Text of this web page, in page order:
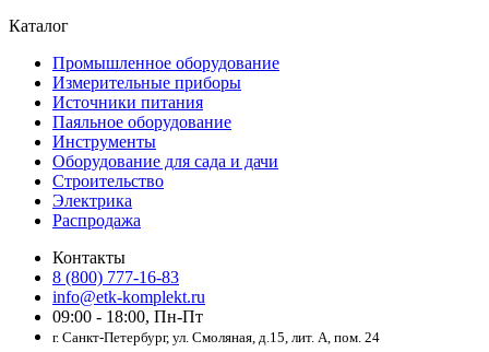
Каталог
Промышленное оборудование
Измерительные приборы
Источники питания
Паяльное оборудование
Инструменты
Оборудование для сада и дачи
Строительство
Электрика
Распродажа
Контакты
8 (800) 777-16-83
info@etk-komplekt.ru
09:00 - 18:00, Пн-Пт
г. Санкт-Петербург, ул. Смоляная, д.15, лит. А, пом. 24